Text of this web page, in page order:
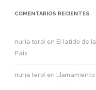
COMENTARIOS RECIENTES
nuria terol en El latido de
País
nuria terol en